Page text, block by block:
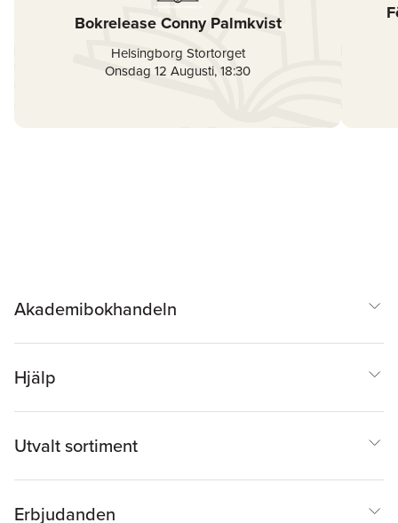
Bokrelease Conny Palmkvist
Helsingborg Stortorget
Onsdag 12 Augusti,18:30
Akademibokhandeln
Hjälp
Utvalt sortiment
Erbjudanden